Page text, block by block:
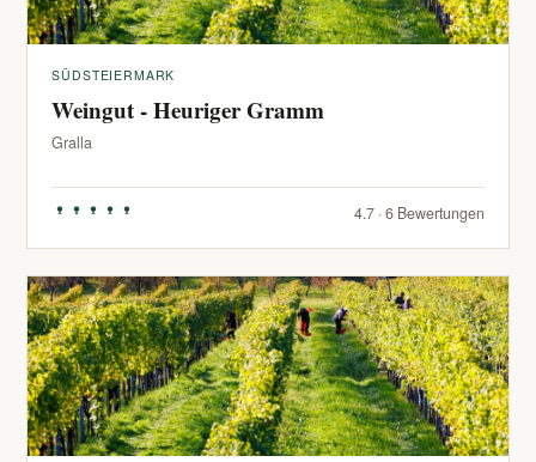
SÜDSTEIERMARK
Weingut - Heuriger Gramm
Gralla
4.7 · 6 Bewertungen